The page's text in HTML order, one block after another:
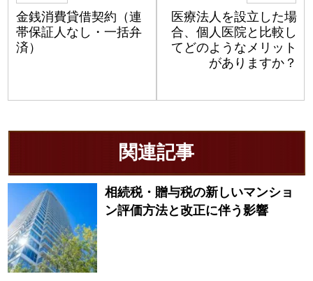
金銭消費貸借契約（連
帯保証人なし・一括弁
済）
医療法人を設立した場
合、個人医院と比較し
てどのようなメリット
がありますか？
関連記事
相続税・贈与税の新しいマンショ
ン評価方法と改正に伴う影響